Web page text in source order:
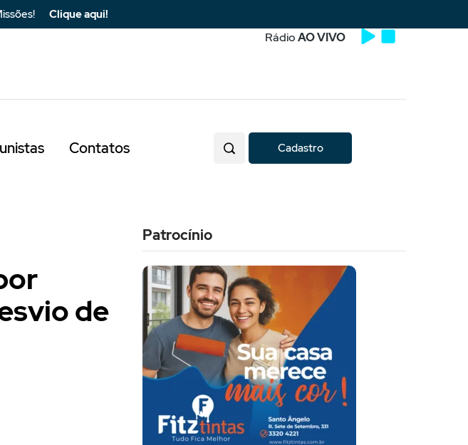
Clique aqui!
RádioAO VIVO
Contatos Cadastro
de
Patrocínio